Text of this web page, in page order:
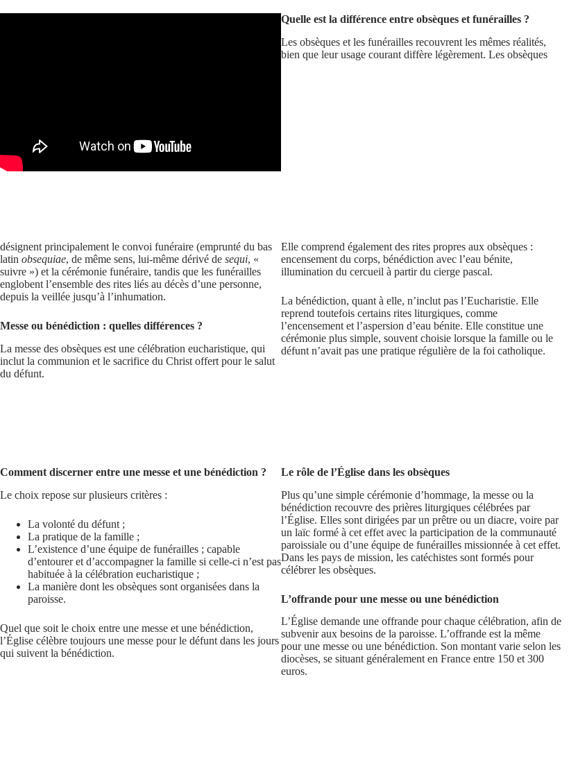
Quelle est la différence entre obsèques et funérailles ?
Les obsèques et les funérailles recouvrent les mêmes réalités,
bien que leur usage courant diffère légèrement. Les obsèques
désignent principalement le convoi funéraire (emprunté du bas
latin obsequiae, de même sens, lui-même dérivé de sequi, «
suivre ») et la cérémonie funéraire, tandis que les funérailles
englobent l’ensemble des rites liés au décès d’une personne,
depuis la veillée jusqu’à l’inhumation.
Messe ou bénédiction : quelles différences ?
La messe des obsèques est une célébration eucharistique, qui
inclut la communion et le sacrifice du Christ offert pour le salut
du défunt.
Elle comprend également des rites propres aux obsèques :
encensement du corps, bénédiction avec l’eau bénite,
illumination du cercueil à partir du cierge pascal.
La bénédiction, quant à elle, n’inclut pas l’Eucharistie. Elle
reprend toutefois certains rites liturgiques, comme
l’encensement et l’aspersion d’eau bénite. Elle constitue une
cérémonie plus simple, souvent choisie lorsque la famille ou le
défunt n’avait pas une pratique régulière de la foi catholique.
Comment discerner entre une messe et une bénédiction ?
Le choix repose sur plusieurs critères :
La volonté du défunt ;
La pratique de la famille ;
L’existence d’une équipe de funérailles ; capable
d’entourer et d’accompagner la famille si celle-ci n’est pas
habituée à la célébration eucharistique ;
La manière dont les obsèques sont organisées dans la
paroisse.
Quel que soit le choix entre une messe et une bénédiction,
l’Église célèbre toujours une messe pour le défunt dans les jours
qui suivent la bénédiction.
Le rôle de l’Église dans les obsèques
Plus qu’une simple cérémonie d’hommage, la messe ou la
bénédiction recouvre des prières liturgiques célébrées par
l’Église. Elles sont dirigées par un prêtre ou un diacre, voire par
un laïc formé à cet effet avec la participation de la communauté
paroissiale ou d’une équipe de funérailles missionnée à cet effet.
Dans les pays de mission, les catéchistes sont formés pour
célébrer les obsèques.
L’offrande pour une messe ou une bénédiction
L’Église demande une offrande pour chaque célébration, afin de
subvenir aux besoins de la paroisse. L’offrande est la même
pour une messe ou une bénédiction. Son montant varie selon les
diocèses, se situant généralement en France entre 150 et 300
euros.